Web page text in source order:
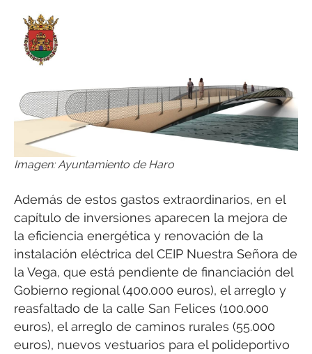
Imagen: Ayuntamiento de Haro
Además de estos gastos extraordinarios, en el
capítulo de inversiones aparecen la mejora de
la eficiencia energética y renovación de la
instalación eléctrica del CEIP Nuestra Señora de
la Vega, que está pendiente de financiación del
Gobierno regional (400.000 euros), el arreglo y
reasfaltado de la calle San Felices (100.000
euros), el arreglo de caminos rurales (55.000
euros), nuevos vestuarios para el polideportivo